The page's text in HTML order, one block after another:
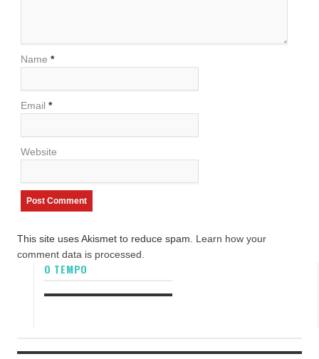
Name *
Email *
Website
This site uses Akismet to reduce spam. Learn how your
comment data is processed.
O TEMPO